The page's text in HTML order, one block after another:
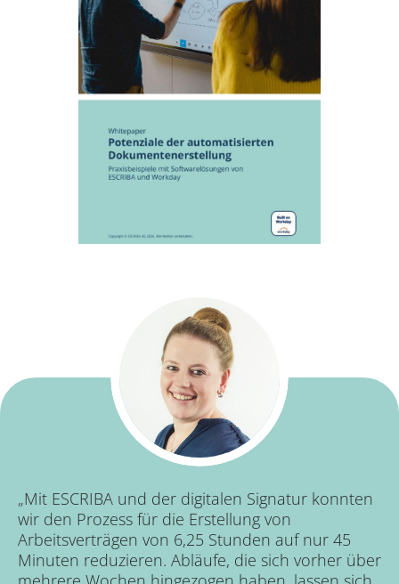
„Mit ESCRIBA und der digitalen Signatur konnten
wir den Prozess für die Erstellung von
Arbeitsverträgen von 6,25 Stunden auf nur 45
Minuten reduzieren. Abläufe, die sich vorher über